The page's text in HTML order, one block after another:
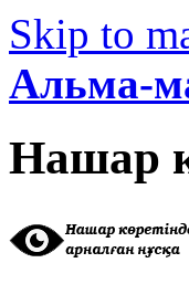
Skip to
Альма-
Нашар